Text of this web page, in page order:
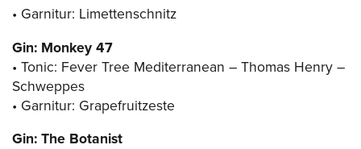
• Garnitur: Limettenschnitz
Gin: Monkey 47
• Tonic: Fever Tree Mediterranean – Thomas Henry –
Schweppes
• Garnitur: Grapefruitzeste
Gin: The Botanist